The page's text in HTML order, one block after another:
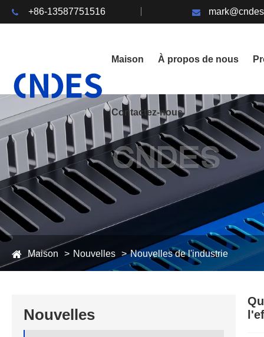
+86-13587751516
Maison À propos de nous
Contactez-nous
Maison Nouvelles Nouvelles de l'industrie
Nouvelles